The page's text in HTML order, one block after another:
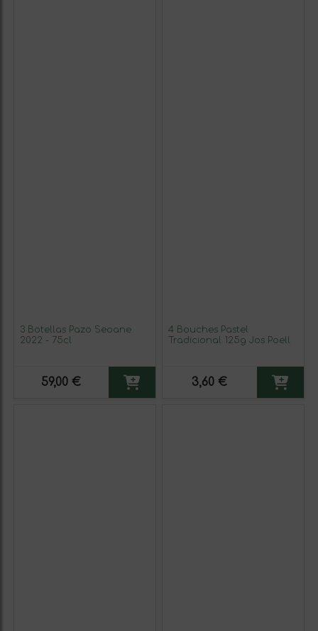
3 Botellas Pazo Seoane
2022 - 75cl
59,00 €
4 Bouches Pastel
Tradicional 125g Jos Poell
3,60 €